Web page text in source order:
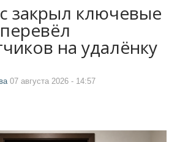
закрыл ключевые
на удалёнку
07 августа 2026 - 14:57